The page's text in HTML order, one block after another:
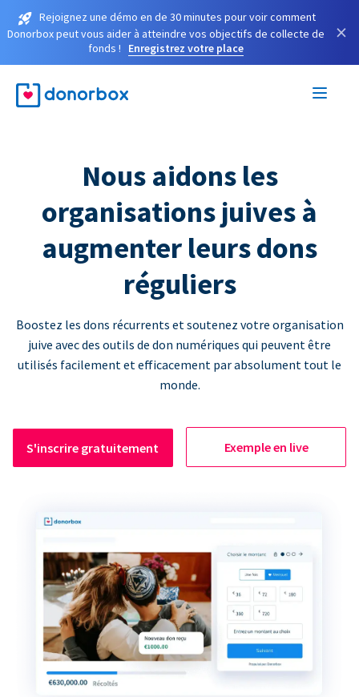
Rejoignez une démo en de 30 minutes pour voir comment
Donorbox peut vous aider à atteindre vos objectifs de collecte de
fonds !
Enregistrez votre place
×
Nous aidons les
organisations juives à
augmenter leurs dons
réguliers
Boostez les dons récurrents et soutenez votre organisation
juive avec des outils de don numériques qui peuvent être
utilisés facilement et efficacement par absolument tout le
monde.
S'inscrire gratuitement Exemple en live